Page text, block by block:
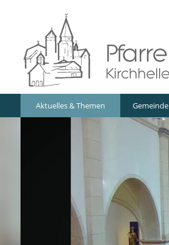
überspringen
Aktuelles & Themen